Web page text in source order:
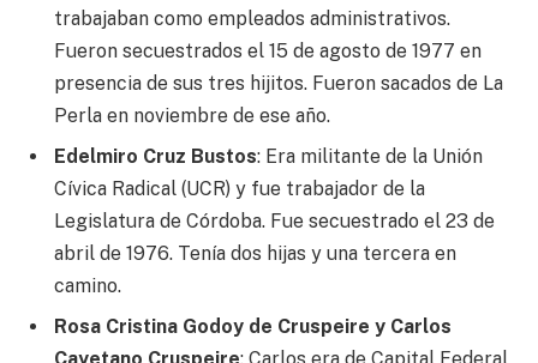
trabajaban como empleados administrativos.
Fueron secuestrados el 15 de agosto de 1977 en
presencia de sus tres hijitos. Fueron sacados de La
Perla en noviembre de ese año.
Edelmiro Cruz Bustos: Era militante de la Unión
Cívica Radical (UCR) y fue trabajador de la
Legislatura de Córdoba. Fue secuestrado el 23 de
abril de 1976. Tenía dos hijas y una tercera en
camino.
Rosa Cristina Godoy de Cruspeire y Carlos